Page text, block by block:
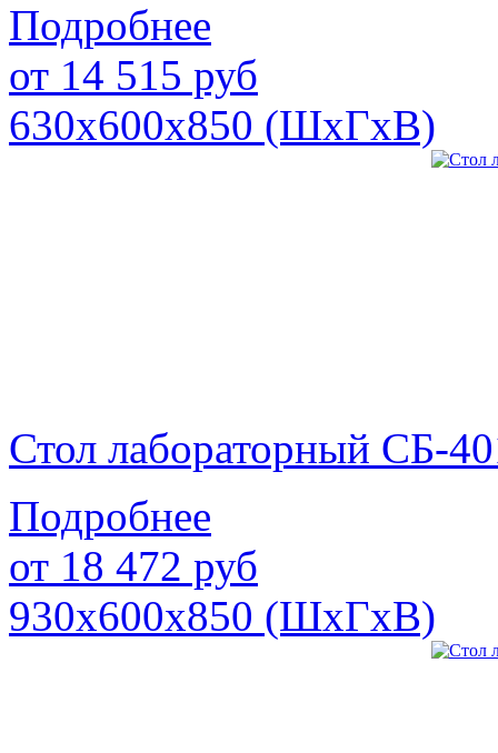
Подробнее
от 14 515 руб
630х600х850 (ШхГхВ)
Стол лабораторный СБ-
Подробнее
от 18 472 руб
930х600х850 (ШхГхВ)